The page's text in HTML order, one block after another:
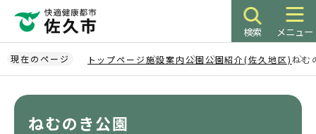
ペ
ー
ジ
検索 メニュー
現在のページ トップページ施設案内公園公園紹介(佐久地区)ねむ
ねむのき公園